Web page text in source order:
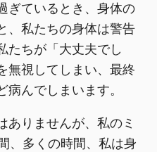
ぎているとき、身体の
、私たちの身体は警告
たちが「大丈夫でし
無視してしまい、最終
んでしまいます。
ありませんが、私のミ
、多くの時間、私は身